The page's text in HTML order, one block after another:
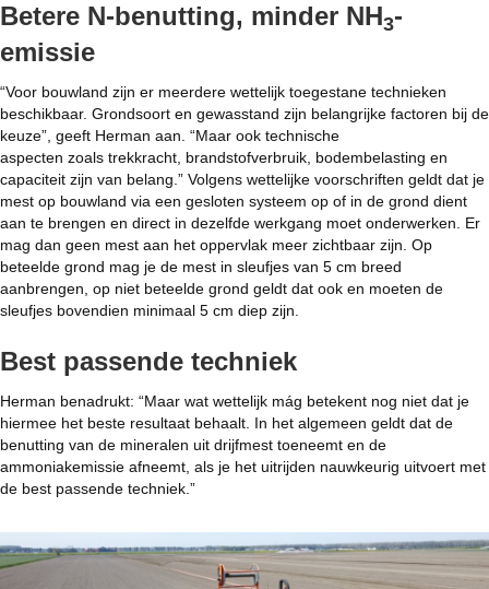
Betere N-benutting, minder NH3-
emissie
“Voor bouwland zijn er meerdere wettelijk toegestane technieken
beschikbaar. Grondsoort en gewasstand zijn belangrijke factoren bij de
keuze”, geeft Herman aan. “Maar ook technische
aspecten zoals trekkracht, brandstofverbruik, bodembelasting en
capaciteit zijn van belang.” Volgens wettelijke voorschriften geldt dat je
mest op bouwland via een gesloten systeem op of in de grond dient
aan te brengen en direct in dezelfde werkgang moet onderwerken. Er
mag dan geen mest aan het oppervlak meer zichtbaar zijn. Op
beteelde grond mag je de mest in sleufjes van 5 cm breed
aanbrengen, op niet beteelde grond geldt dat ook en moeten de
sleufjes bovendien minimaal 5 cm diep zijn.
Best passende techniek
Herman benadrukt: “Maar wat wettelijk mág betekent nog niet dat je
hiermee het beste resultaat behaalt. In het algemeen geldt dat de
benutting van de mineralen uit drijfmest toeneemt en de
ammoniakemissie afneemt, als je het uitrijden nauwkeurig uitvoert met
de best passende techniek.”